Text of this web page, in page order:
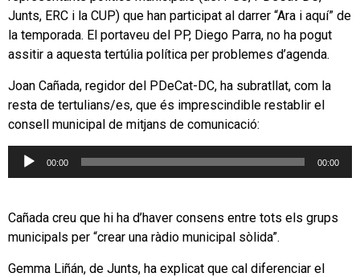
Junts, ERC i la CUP) que han participat al darrer “Ara i aquí” de
la temporada. El portaveu del PP, Diego Parra, no ha pogut
assitir a aquesta tertúlia política per problemes d’agenda.
Joan Cañada, regidor del PDeCat-DC, ha subratllat, com la
resta de tertulians/es, que és imprescindible restablir el
consell municipal de mitjans de comunicació:
Reproductor
00:00 00:00
Cañada creu que hi ha d’haver consens entre tots els grups
municipals per “crear una ràdio municipal sòlida”.
Gemma Liñán, de Junts, ha explicat que cal diferenciar el